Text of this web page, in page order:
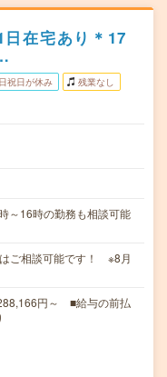
在宅あり＊17
祝日が休み 残業なし
16時の勤務も相談可能
ご相談可能です！ ※8月
円～ ■給与の前払